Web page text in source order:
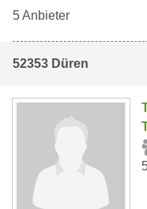
5Anbieter
52353 Düren